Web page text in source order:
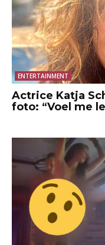
ENTERTAINMENT
Actrice Katja
foto: “Voel me